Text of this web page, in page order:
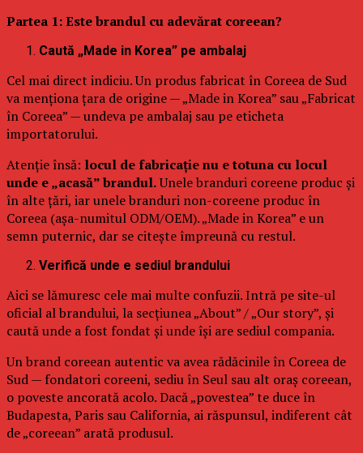
Partea 1: Este brandul cu adevărat coreean?
Caută „Made in Korea” pe ambalaj
Cel mai direct indiciu. Un produs fabricat în Coreea de Sud
va menționa țara de origine — „Made in Korea” sau „Fabricat
în Coreea” — undeva pe ambalaj sau pe eticheta
importatorului.
Atenție însă: locul de fabricație nu e totuna cu locul
unde e „acasă” brandul.Unele branduri coreene produc și
în alte țări, iar unele branduri non-coreene produc în
Coreea (așa-numitul ODM/OEM). „Made in Korea” e un
semn puternic, dar se citește împreună cu restul.
Verifică unde e sediul brandului
Aici se lămuresc cele mai multe confuzii. Intră pe site-ul
oficial al brandului, la secțiunea „About” / „Our story”, și
caută unde a fost fondat și unde își are sediul compania.
Un brand coreean autentic va avea rădăcinile în Coreea de
Sud — fondatori coreeni, sediu în Seul sau alt oraș coreean,
o poveste ancorată acolo. Dacă „povestea” te duce în
Budapesta, Paris sau California, ai răspunsul, indiferent cât
de „coreean” arată produsul.